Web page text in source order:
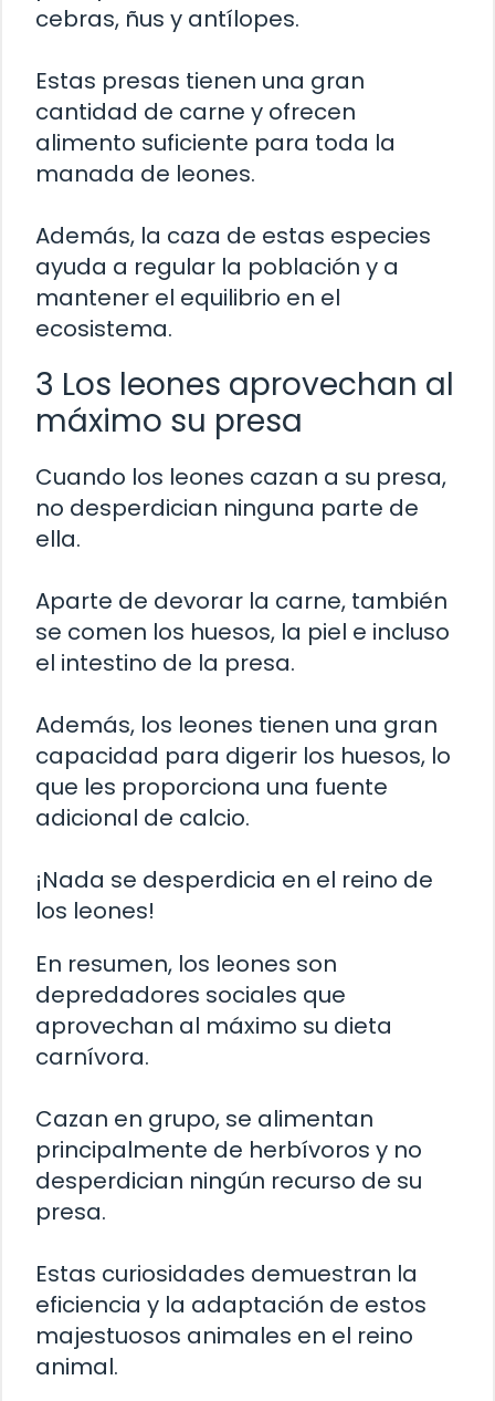
cebras, ñus y antílopes.
Estas presas tienen una gran
cantidad de carne y ofrecen
alimento suficiente para toda la
manada de leones.
Además, la caza de estas especies
ayuda a regular la población y a
mantener el equilibrio en el
ecosistema.
3 Los leones aprovechan al
máximo su presa
Cuando los leones cazan a su presa,
no desperdician ninguna parte de
ella.
Aparte de devorar la carne, también
se comen los huesos, la piel e incluso
el intestino de la presa.
Además, los leones tienen una gran
capacidad para digerir los huesos, lo
que les proporciona una fuente
adicional de calcio.
¡Nada se desperdicia en el reino de
los leones!
En resumen, los leones son
depredadores sociales que
aprovechan al máximo su dieta
carnívora.
Cazan en grupo, se alimentan
principalmente de herbívoros y no
desperdician ningún recurso de su
presa.
Estas curiosidades demuestran la
eficiencia y la adaptación de estos
majestuosos animales en el reino
animal.